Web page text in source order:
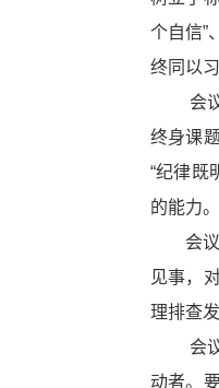
个自信”
终同以
会
终身课
“纪律既
的能力。
会
见事，
理排查
会
动者。